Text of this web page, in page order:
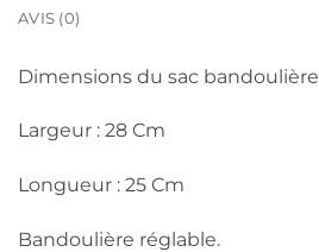
AVIS (0)
Dimensions du sac bandoulière
Largeur : 28 Cm
Longueur : 25 Cm
Bandoulière réglable.